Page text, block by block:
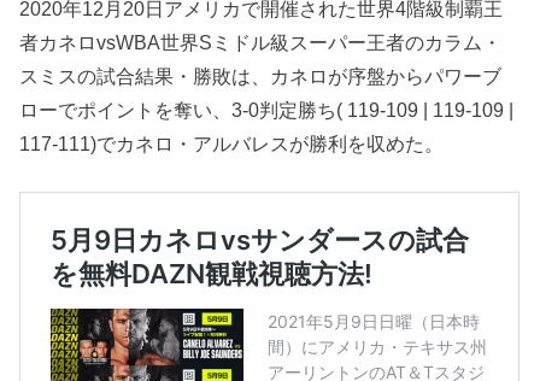
2020年12月20日アメリカで開催された世界4階級制覇王
者カネロvsWBA世界Sミドル級スーパー王者のカラム・
スミスの試合結果・勝敗は、カネロが序盤からパワーブ
ローでポイントを奪い、3-0判定勝ち( 119-109 | 119-109 |
117-111)でカネロ・アルバレスが勝利を収めた。